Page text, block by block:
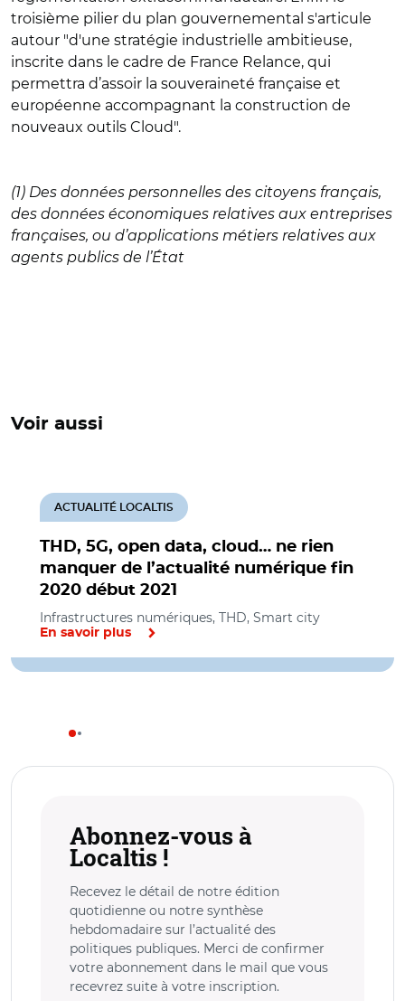
troisième pilier du plan gouvernemental s'articule
autour "d'une stratégie industrielle ambitieuse,
inscrite dans le cadre de France Relance, qui
permettra d’assoir la souveraineté française et
européenne accompagnant la construction de
nouveaux outils Cloud".
(1) Des données personnelles des citoyens français,
des données économiques relatives aux entreprises
françaises, ou d’applications métiers relatives aux
agents publics de l’État
Voir aussi
THD, 5G, open data, cloud… ne rien
manquer de l’actualité numérique fin
2020 début 2021
ACTUALITÉ LOCALTIS
Infrastructures numériques, THD, Smart city
En savoir plus
Abonnez-vous à
Localtis !
Recevez le détail de notre édition
quotidienne ou notre synthèse
hebdomadaire sur l’actualité des
politiques publiques. Merci de confirmer
votre abonnement dans le mail que vous
recevrez suite à votre inscription.